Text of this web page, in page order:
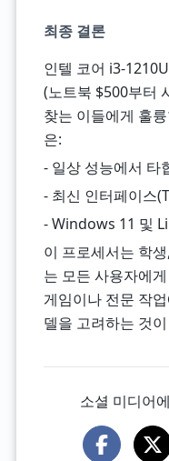
최종 결론
인텔 코어 i3-
(노트북 $500부터
찾는 이들에게 훌
은:
- 일상 성능에서 타
- 최신 인터페이스
- Windows 11 및
이 프로세서는 학
는 모든 사용자에
게임이나 전문 작
델을 고려하는 것
소셜 미디어